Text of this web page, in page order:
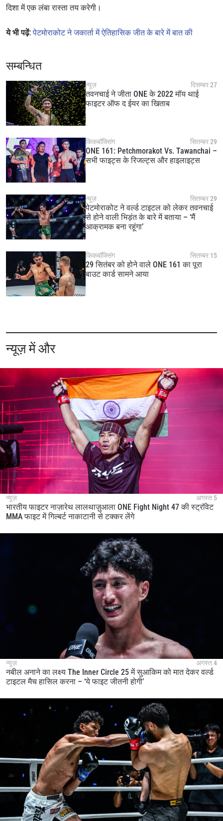
दिशा में एक लंबा रास्ता तय करेगी।
ये भी पढ़ें: पेटमोराकोट ने जकार्ता में ऐतिहासिक जीत के बारे में बात की
सम्बन्धित
न्यूज़ दिसम्बर 27
तवनचाई ने जीता ONE के 2022 मॉय थाई
फाइटर ऑफ द ईयर का खिताब
किकबॉक्सिंग सितम्बर 29
ONE 161: Petchmorakot Vs. Tawanchai –
सभी फाइट्स के रिजल्ट्स और हाइलाइट्स
न्यूज़ सितम्बर 29
पेटमोराकोट ने वर्ल्ड टाइटल को लेकर तवनचाई
से होने वाली भिड़ंत के बारे में बताया – ‘मैं
आक्रामक बना रहूंगा’
किकबॉक्सिंग सितम्बर 15
29 सितंबर को होने वाले ONE 161 का पूरा
बाउट कार्ड सामने आया
न्यूज़ में और
न्यूज़ अगस्त 5
भारतीय फाइटर नाज़ारेथ लालथाज़ुआला ONE Fight Night 47 की स्ट्रॉवेट
MMA फाइट में गिल्बर्ट नाकाटानी से टक्कर लेंगे
न्यूज़ अगस्त 4
नबील अनाने का लक्ष्य The Inner Circle 25 में सुआकिम को मात देकर वर्ल्ड
टाइटल मैच हासिल करना – ‘ये फाइट जीतनी होगी’